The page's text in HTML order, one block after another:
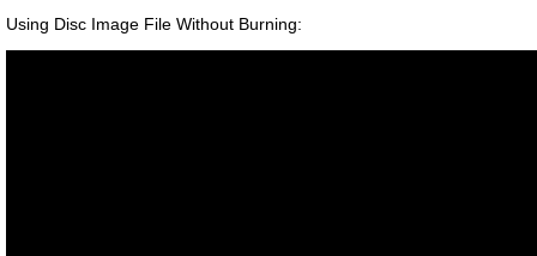
Using Disc Image File Without Burning: